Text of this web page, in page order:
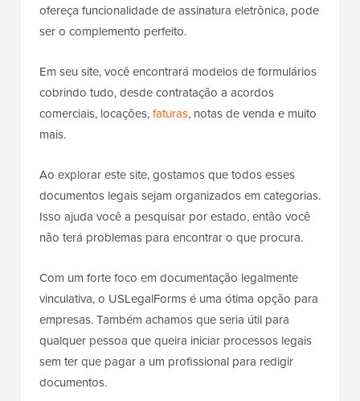
ofereça funcionalidade de assinatura eletrônica, pode
ser o complemento perfeito.
Em seu site, você encontrará modelos de formulários
cobrindo tudo, desde contratação a acordos
comerciais, locações,faturas, notas de venda e muito
mais.
Ao explorar este site, gostamos que todos esses
documentos legais sejam organizados em categorias.
Isso ajuda você a pesquisar por estado, então você
não terá problemas para encontrar o que procura.
Com um forte foco em documentação legalmente
vinculativa, o USLegalForms é uma ótima opção para
empresas. Também achamos que seria útil para
qualquer pessoa que queira iniciar processos legais
sem ter que pagar a um profissional para redigir
documentos.